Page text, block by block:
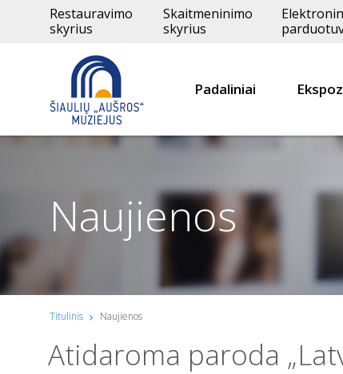
Restauravimo
skyrius
Skaitmeninimo
skyrius
Padaliniai
Naujienos
Titulinis Naujienos
Atidaroma paroda